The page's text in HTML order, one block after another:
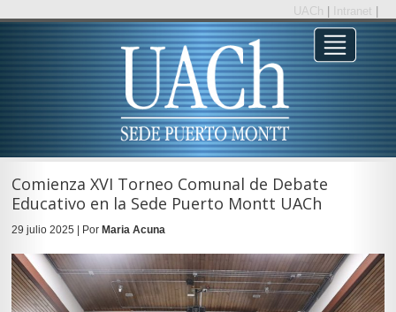
UACh Intranet
Comienza XVI Torneo Comunal de Debate
Educativo en la Sede Puerto Montt UACh
29 julio 2025 | Por Maria Acuna